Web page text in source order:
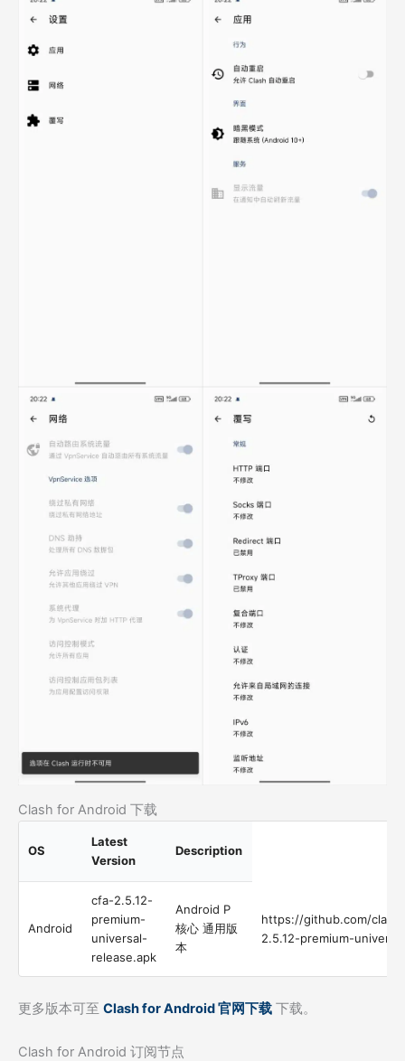
Clash for Android 下载
OS
Latest
Version
Description
Android
cfa-2.5.12-
premium-
universal-
release.apk
Android P
核心 通用版
本
https://github.com/
2.5.12-premium-
更多版本可至 Clash for Android 官网下载 下载。
Clash for Android 订阅节点